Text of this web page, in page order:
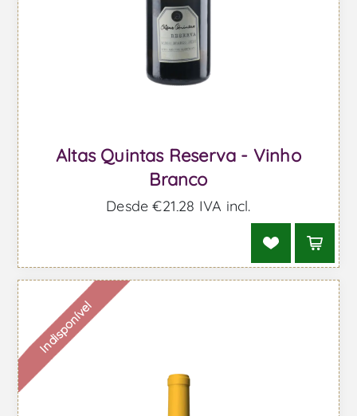
Altas Quintas Reserva - Vinho
Branco
Desde €21,28 IVA incl.
Indisponível